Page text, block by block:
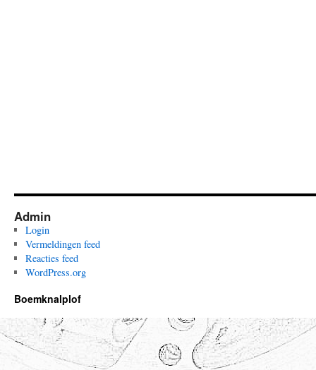
Admin
Login
Vermeldingen feed
Reacties feed
WordPress.org
Boemknalplof